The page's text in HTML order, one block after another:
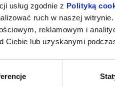
usług zgodnie z Polityką
ruch w naszej
reklamowym i
lub uzyskanymi